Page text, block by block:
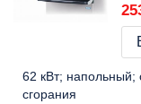
62 кВт напольный
сгорания